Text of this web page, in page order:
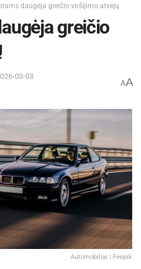
daugėja greičio viršijimo atvejų
greičio
03-03
AA
Automobiliai | Feepik